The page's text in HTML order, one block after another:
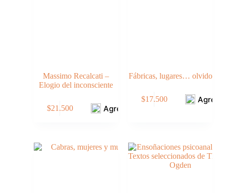
Massimo Recalcati –
Elogio del inconsciente
$21.500 Agregar
Fábricas, lugares… olvido
$17.500